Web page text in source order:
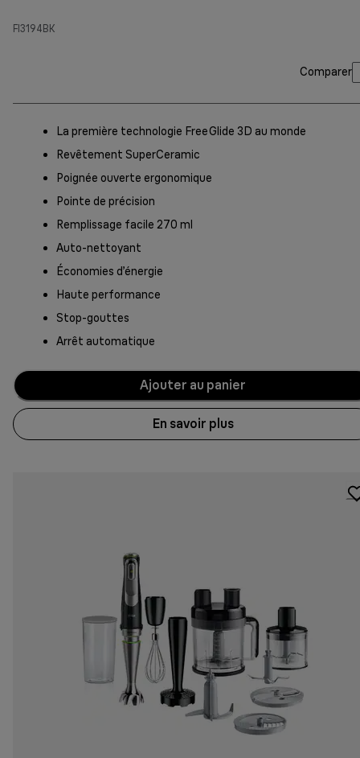
FI3194BK
Comparer
La première technologie FreeGlide 3D au monde
Revêtement SuperCeramic
Poignée ouverte ergonomique
Pointe de précision
Remplissage facile 270 ml
Auto-nettoyant
Économies d’énergie
Haute performance
Stop-gouttes
Arrêt automatique
Ajouter au panier
En savoir plus